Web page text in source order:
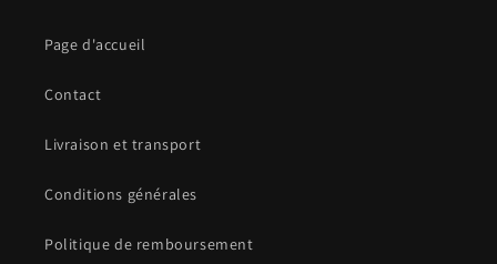
Page d'accueil
Contact
Livraison et transport
Conditions générales
Politique de remboursement